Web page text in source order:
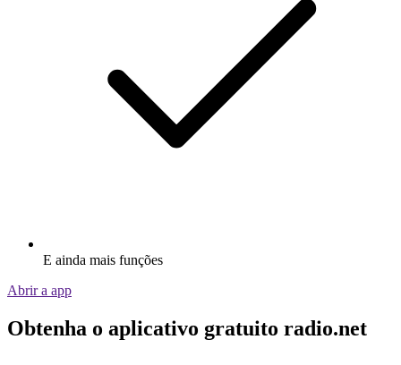
E ainda mais funções
Abrir a app
Obtenha o aplicativo gratuito radio.net